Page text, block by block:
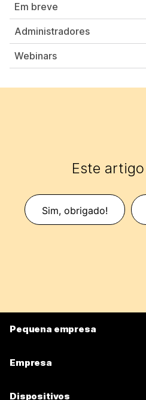
Em breve
Administradores
Webinars
Este
Sim, obrigado!
Pequena empresa
Empresa
Dispositivos